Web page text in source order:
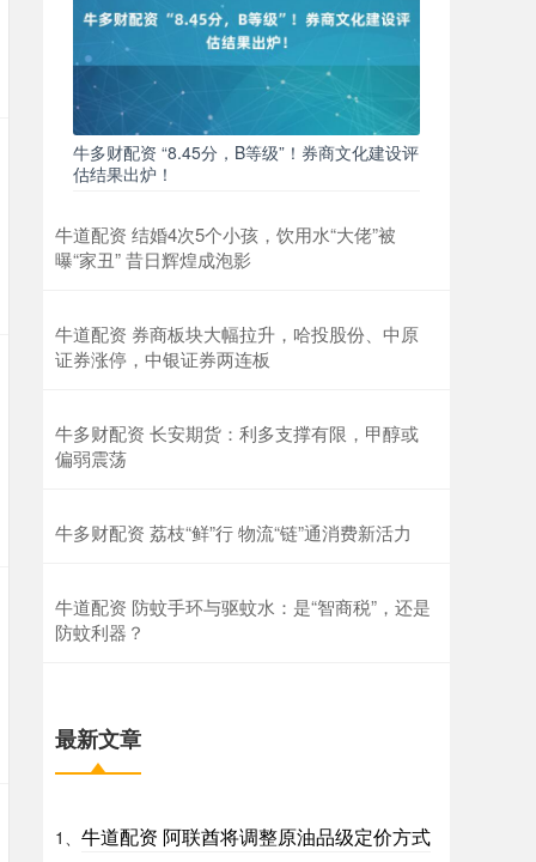
牛多财配资 “8.45分，B等级”！券商文化建设评
估结果出炉！
牛道配资 结婚4次5个小孩，饮用水“大佬”被
曝“家丑” 昔日辉煌成泡影
牛道配资 券商板块大幅拉升，哈投股份、中原
证券涨停，中银证券两连板
牛多财配资 长安期货：利多支撑有限，甲醇或
偏弱震荡
牛多财配资 荔枝“鲜”行 物流“链”通消费新活力
牛道配资 防蚊手环与驱蚊水：是“智商税”，还是
防蚊利器？
最新文章
1、 牛道配资 阿联酋将调整原油品级定价方式